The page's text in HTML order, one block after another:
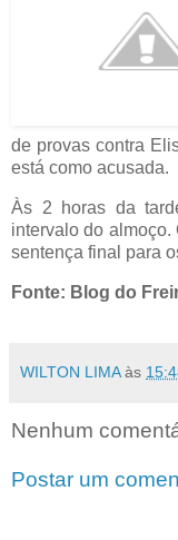
de provas contra
está como acusada.
Às 2 horas da
intervalo do almoço.
sentença final para
Fonte: Blog do
WILTON LIMA às
Nenhum
Postar um